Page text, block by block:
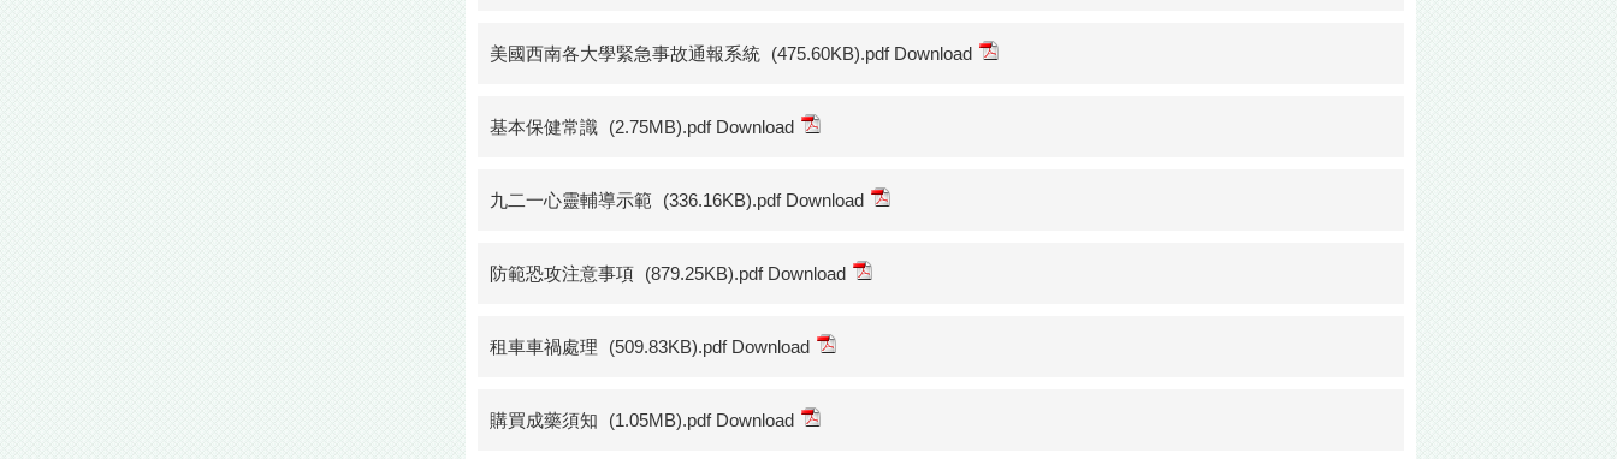
美國西南各大學緊急事故通報系統 (475.60KB).pdf Download
基本保健常識 (2.75MB).pdf Download
九二一心靈輔導示範 (336.16KB).pdf Download
防範恐攻注意事項 (879.25KB).pdf Download
租車車禍處理 (509.83KB).pdf Download
購買成藥須知 (1.05MB).pdf Download